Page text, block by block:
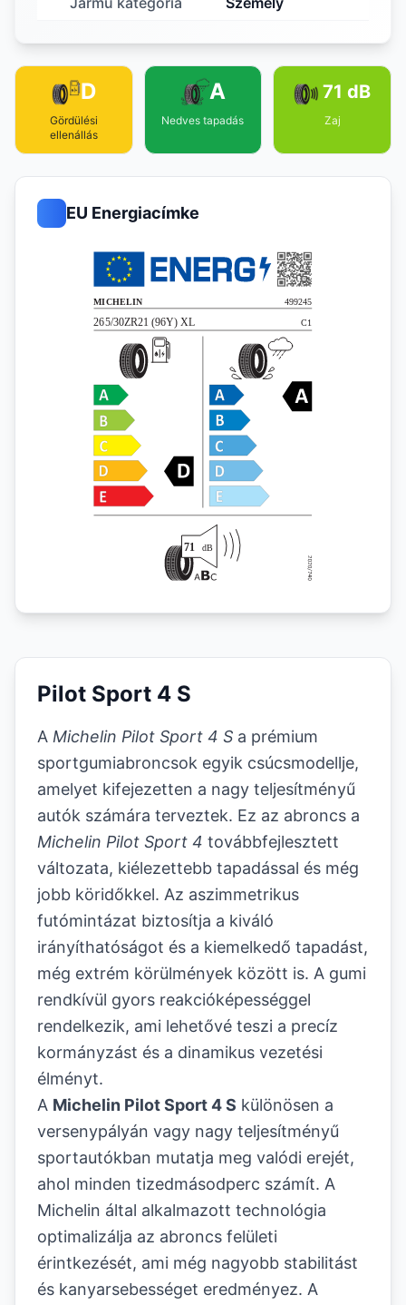
D
Gördülési
ellenállás
A
Nedves tapadás
71 dB
Zaj
EU Energiacímke
Pilot Sport 4 S
A Michelin Pilot Sport 4 S a prémium
sportgumiabroncsok egyik csúcsmodellje,
amelyet kifejezetten a nagy teljesítményű
autók számára terveztek. Ez az abroncs a
Michelin Pilot Sport 4 továbbfejlesztett
változata, kiélezettebb tapadással és még
jobb köridőkkel. Az aszimmetrikus
futómintázat biztosítja a kiváló
irányíthatóságot és a kiemelkedő tapadást,
még extrém körülmények között is. A gumi
rendkívül gyors reakcióképességgel
rendelkezik, ami lehetővé teszi a precíz
kormányzást és a dinamikus vezetési
élményt.
A Michelin Pilot Sport 4 S különösen a
versenypályán vagy nagy teljesítményű
sportautókban mutatja meg valódi erejét,
ahol minden tizedmásodperc számít. A
Michelin által alkalmazott technológia
optimalizálja az abroncs felületi
érintkezését, ami még nagyobb stabilitást
és kanyarsebességet eredményez. A